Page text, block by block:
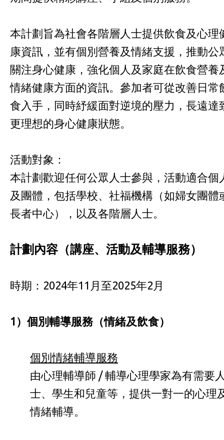
本計劃旨為社會各階層人士提供飲食及心理
康資訊，並有個別營養及情緒支援，推動公
關注身心健康，強化個人及家庭在飲食營養
情緒健康方面的資訊。參加者可從改善日常
食入手，同時紓緩面對逆境的壓力，長遠達
更理想的身心健康狀態。
活動對象：
本計劃歡迎任何公眾人士參與，活動適合個
及團體，包括學校、社福機構（如婦女團體
長者中心），以及各階層人士。
計劃內容（講座、活動及輔導服務）
時期：2024年11月至2025年2月
1 ）個別輔導服務（情緒及飲食）
個別情緒輔導服務
由心理輔導師 / 輔導心理學家為有需要
士、學生和兒童等，提供一對一的心理
情緒輔導。